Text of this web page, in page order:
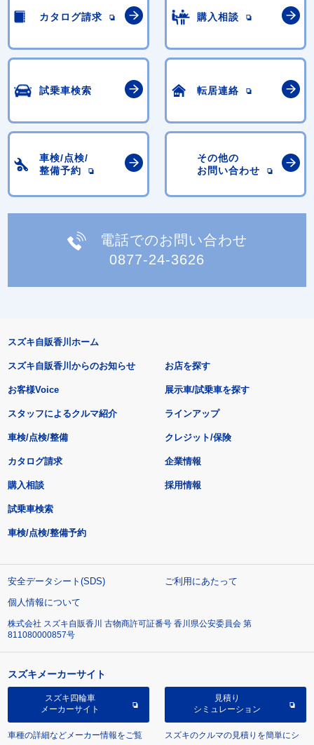
カタログ請求 購入相談
試乗車検索 転居連絡
車検/点検/
整備予約
その他の
お問い合わせ
電話でのお問い合わせ
0877-24-3626
スズキ自販香川ホーム
スズキ自販香川からのお知らせ
お客様Voice
スタッフによるクルマ紹介
お店を探す
展示車/試乗車を探す
ラインアップ
車検/点検/整備 クレジット/保険
カタログ請求
購入相談
試乗車検索
車検/点検/整備予約
企業情報
採用情報
安全データシート(SDS)
ご利用にあたって
個人情報について
株式会社 スズキ自販香川 古物商許可証番号 香川県公安委員会 第
811080000857号
スズキメーカーサイト
スズキ四輪車
メーカーサイト
車種の詳細などメーカー情報をご覧
見積り
シミュレーション
スズキのクルマの見積りを簡単にシ